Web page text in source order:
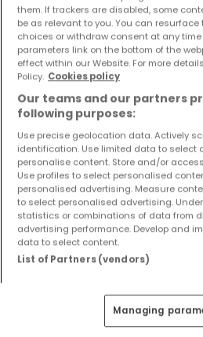
135 m² 5 3 1
them. If trackers are disabled, some
be as relevant to you. You can
choices or withdraw consent at any
parameters link on the bottom of the
effect within our Website. For more
Policy. Cookies policy
Our teams and our partners
following purposes:
Use precise geolocation data. Actively
identification. Use limited data to select
personalise content. Store and/or
Use profiles to select personalised
personalised advertising. Measure
to select personalised advertising.
statistics or combinations of data from
advertising performance. Develop and
data to select content.
List of Partners (vendors)
Managing